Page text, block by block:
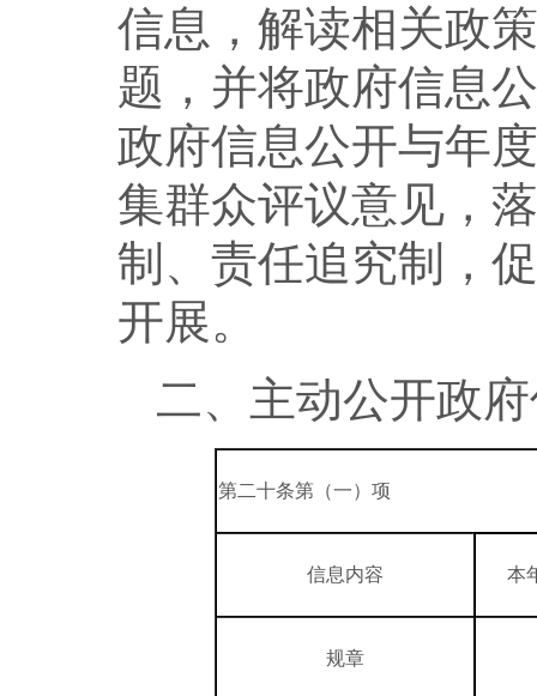
信息，解读相关政
题，并将政府信息
政府信息公开与年
集群众评议意见，
制、责任追究制，
开展。
二、主动公开政
第二十条第（一）项
信息内容 本
规章